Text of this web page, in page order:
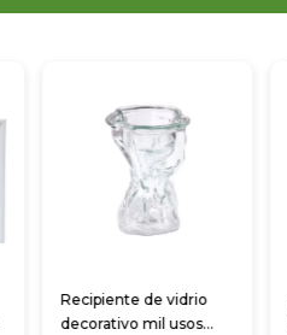
Recipiente de vidrio
decorativo mil usos